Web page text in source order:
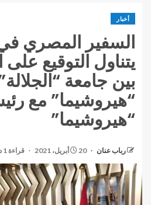
أخبار
السفير المصري
يتناول التوقيع على
بين جامعة
“هيروشيما” مع
“هيروشيما”
رباب عنان 20 أبريل، 2021 قراءة 1 دقيقة